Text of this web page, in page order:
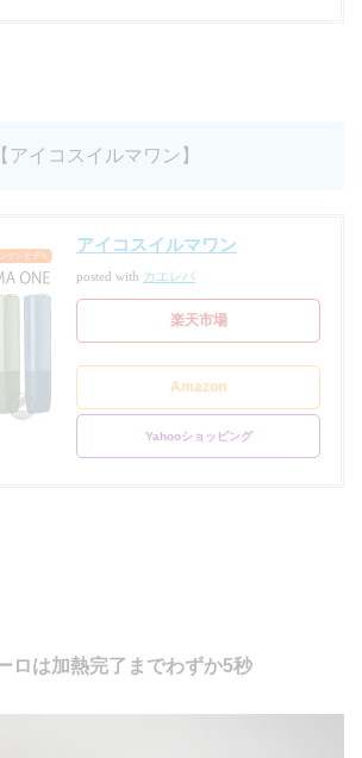
【アイコスイルマワン】
アイコスイルマワン
posted with カエレバ
楽天市場
Amazon
Yahooショッピング
ロは加熱完了までわずか5秒